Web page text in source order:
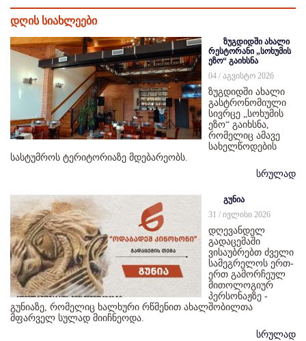
დღის სიახლეები
ზუგდიდში ახალი
რესტორანი „სოხუმის
ეზო“ გაიხსნა
04 / აგვისტო 2026
ზუგდიდში ახალი
გასტრონომიული
სივრცე „სოხუმის
ეზო“ გაიხსნა,
რომელიც ამავე
სახელწოდების
სასტუმროს ტერიტორიაზე მდებარეობს.
სრულად
გუნია
31 / ივლისი 2026
დღევანდელ
გადაცემაში
ვისაუბრებთ ძველი
სამეგრელოს ერთ-
ერთ გამორჩეულ
მითოლოგიურ
პერსონაჟზე -
გუნიაზე, რომელიც ხალხური რწმენით ახალშობილთა
მფარველ სულად მიიჩნეოდა.
სრულად